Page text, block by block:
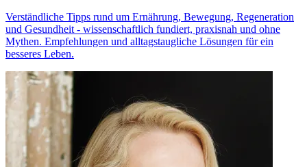
Verständliche Tipps rund um Ernährung, Bewegung, Regeneration
und Gesundheit - wissenschaftlich fundiert, praxisnah und ohne
Mythen. Empfehlungen und alltagstaugliche Lösungen für ein
besseres Leben.